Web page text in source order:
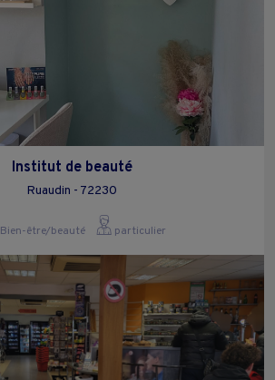
Institut de beauté
Ruaudin - 72230
Bien-être/beauté particulier